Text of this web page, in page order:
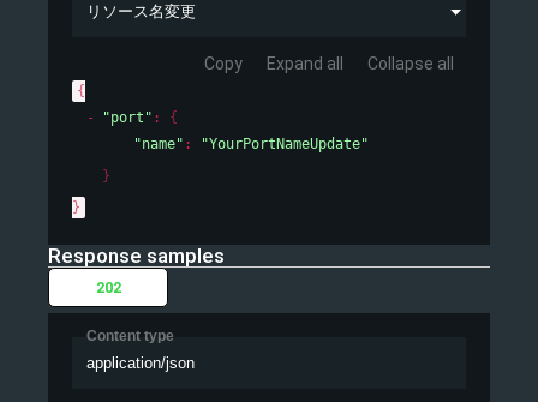
リソース名変更
Copy Expand all Collapse all
{
"port" : {
"name" :
"YourPortNameUpdate"
}
}
Response samples
202
Content type
application/json